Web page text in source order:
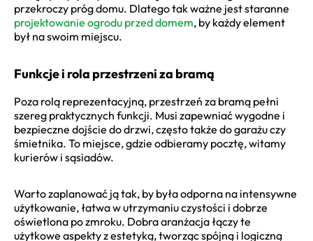
przekroczy próg domu. Dlatego tak ważne jest staranne
projektowanie ogrodu przed domem, by każdy element
był na swoim miejscu.
Funkcje i rola przestrzeni za bramą
Poza rolą reprezentacyjną, przestrzeń za bramą pełni
szereg praktycznych funkcji. Musi zapewniać wygodne i
bezpieczne dojście do drzwi, często także do garażu czy
śmietnika. To miejsce, gdzie odbieramy pocztę, witamy
kurierów i sąsiadów.
Warto zaplanować ją tak, by była odporna na intensywne
użytkowanie, łatwa w utrzymaniu czystości i dobrze
oświetlona po zmroku. Dobra aranżacja łączy te
użytkowe aspekty z estetyką, tworząc spójną i logiczną